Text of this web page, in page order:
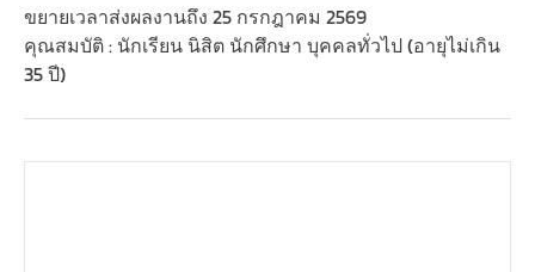
ขยายเวลาส่งผลงานถึง 25 กรกฎาคม 2569
คุณสมบัติ : นักเรียน นิสิต นักศึกษา บุคคลทั่วไป (อายุไม่เกิน
35 ปี)